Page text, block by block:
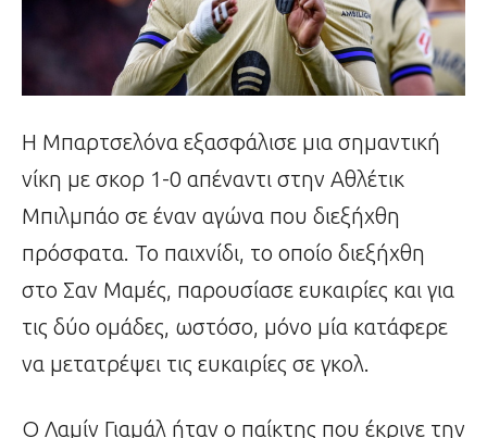
Η Μπαρτσελόνα εξασφάλισε μια σημαντική
νίκη με σκορ 1-0 απέναντι στην Αθλέτικ
Μπιλμπάο σε έναν αγώνα που διεξήχθη
πρόσφατα. Το παιχνίδι, το οποίο διεξήχθη
στο Σαν Μαμές, παρουσίασε ευκαιρίες και για
τις δύο ομάδες, ωστόσο, μόνο μία κατάφερε
να μετατρέψει τις ευκαιρίες σε γκολ.
Ο Λαμίν Γιαμάλ ήταν ο παίκτης που έκρινε την